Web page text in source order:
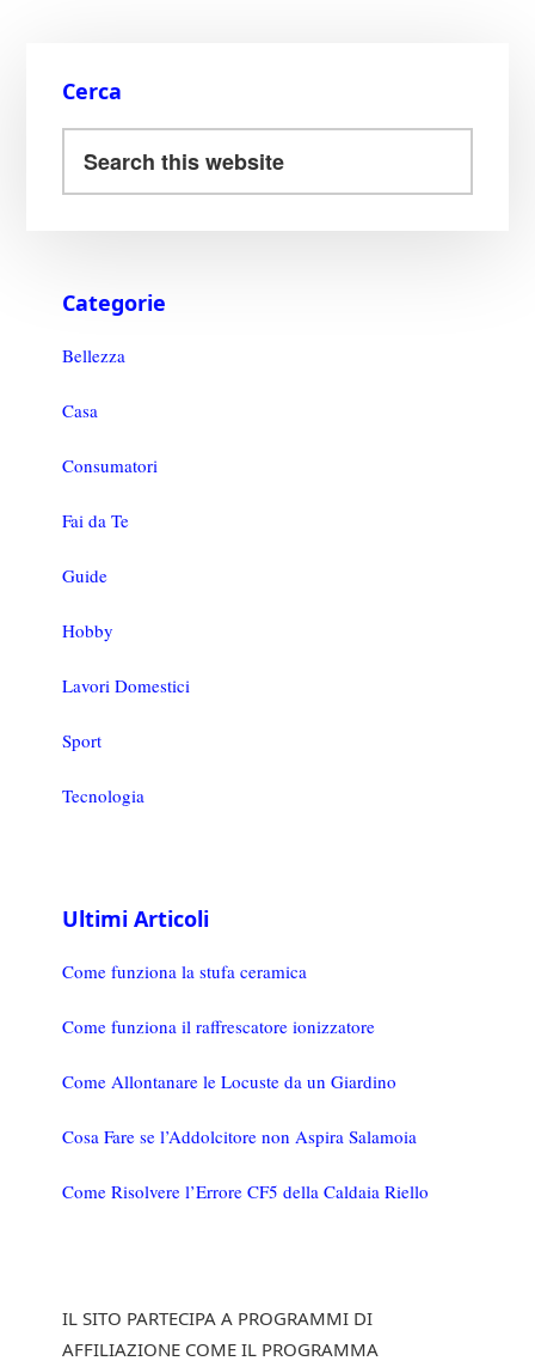
Cerca
Categorie
Bellezza
Casa
Consumatori
Fai da Te
Guide
Hobby
Lavori Domestici
Sport
Tecnologia
Ultimi Articoli
Come funziona la stufa ceramica
Come funziona il raffrescatore ionizzatore
Come Allontanare le Locuste da un Giardino
Cosa Fare se l’Addolcitore non Aspira Salamoia
Come Risolvere l’Errore CF5 della Caldaia Riello
IL SITO PARTECIPA A PROGRAMMI DI
AFFILIAZIONE COME IL PROGRAMMA